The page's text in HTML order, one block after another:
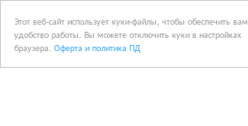
Этот веб-сайт использует куки-файлы, чтобы обеспечить вам
удобство работы. Вы можете отключить куки в настройках
браузера. Оферта и политика ПД